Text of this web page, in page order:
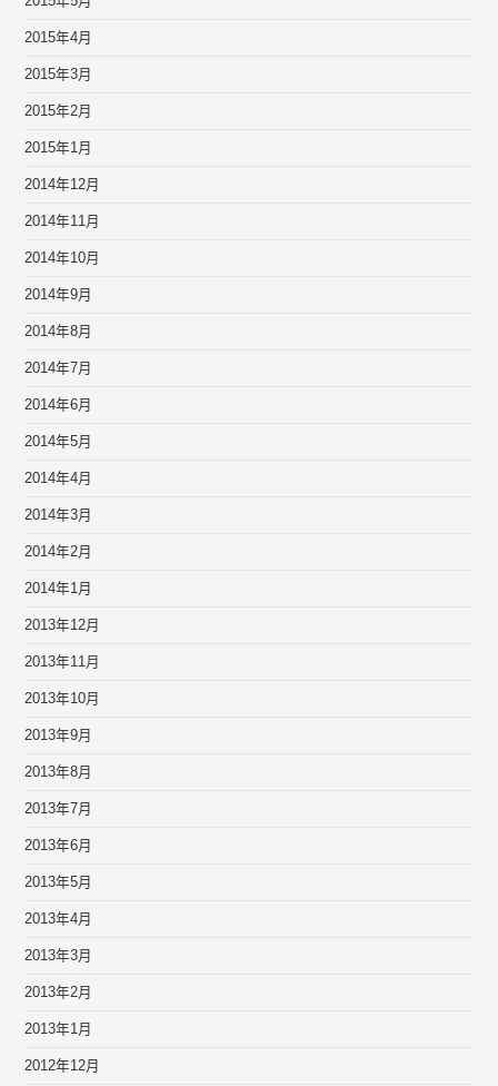
2015年4月
2015年3月
2015年2月
2015年1月
2014年12月
2014年11月
2014年10月
2014年9月
2014年8月
2014年7月
2014年6月
2014年5月
2014年4月
2014年3月
2014年2月
2014年1月
2013年12月
2013年11月
2013年10月
2013年9月
2013年8月
2013年7月
2013年6月
2013年5月
2013年4月
2013年3月
2013年2月
2013年1月
2012年12月